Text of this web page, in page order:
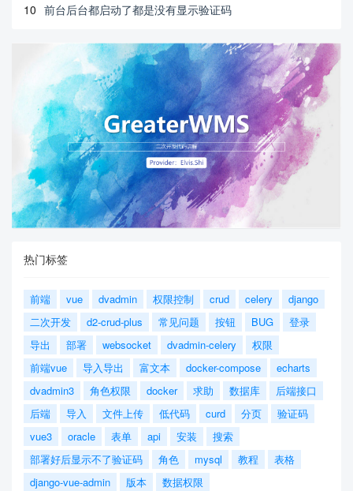
10 前台后台都启动了都是没有显示验证码
热门标签
前端 vue dvadmin 权限控制 crud celery
django
二次开发
d2-crud-plus 常见问题 按钮 BUG
登录
导出
部署 websocket dvadmin-celery
权限
前端vue
导入导出 富文本 docker-compose
echarts
dvadmin3
角色权限 docker 求助 数据库
后端接口
后端
导入 文件上传 低代码 curd 分页
验证码
vue3
oracle 表单 api 安装
搜索
部署好后显示不了验证码
角色 mysql 教程
表格
django-vue-admin
版本 数据权限